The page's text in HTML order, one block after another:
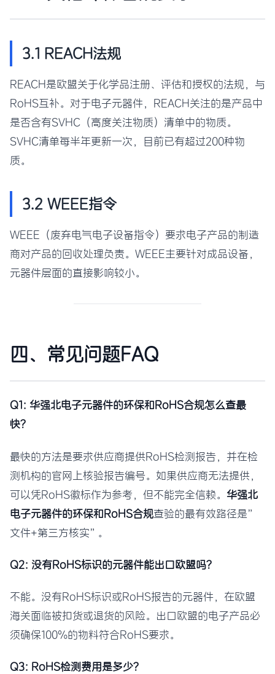
3.1 REACH法规
REACH是欧盟关于化学品注册、评估和授权的法规，与
RoHS互补。对于电子元器件，REACH关注的是产品中
是否含有SVHC（高度关注物质）清单中的物质。
SVHC清单每半年更新一次，目前已有超过200种物
质。
3.2 WEEE指令
WEEE（废弃电气电子设备指令）要求电子产品的制造
商对产品的回收处理负责。WEEE主要针对成品设备，
元器件层面的直接影响较小。
四、常见问题FAQ
Q1: 华强北电子元器件的环保和RoHS合规怎么查最
快？
最快的方法是要求供应商提供RoHS检测报告，并在检
测机构的官网上核验报告编号。如果供应商无法提供，
可以凭RoHS徽标作为参考，但不能完全信赖。 华强北
电子元器件的环保和RoHS合规查验的最有效路径是”
文件+第三方核实”。
Q2: 没有RoHS标识的元器件能出口欧盟吗？
不能。没有RoHS标识或RoHS报告的元器件，在欧盟
海关面临被扣货或退货的风险。出口欧盟的电子产品必
须确保100%的物料符合RoHS要求。
Q3: RoHS检测费用是多少？